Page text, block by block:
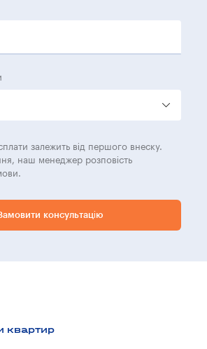
залежить від першого внеску.
наш менеджер розповість
консультацію
квартир